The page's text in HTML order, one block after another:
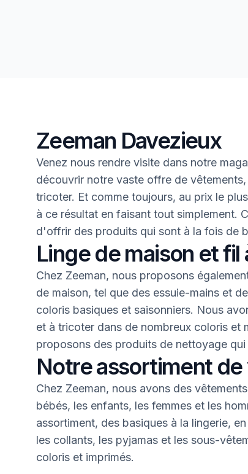
Zeeman Davezieux
Venez nous rendre visite dans notre
découvrir notre vaste offre de
tricoter. Et comme toujours, au prix le
à ce résultat en faisant tout simplement.
d'offrir des produits qui sont à la fois de
Linge de maison et
Chez Zeeman, nous proposons
de maison, tel que des essuie-mains et
coloris basiques et saisonniers. Nous
et à tricoter dans de nombreux coloris et
proposons des produits de nettoyage
Notre assortiment
Chez Zeeman, nous avons des
bébés, les enfants, les femmes et les
assortiment, des basiques à la lingerie,
les collants, les pyjamas et les sous-
coloris et imprimés.